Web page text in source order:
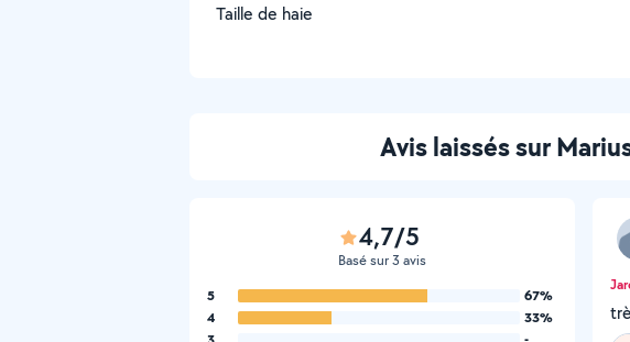
Taille de haie
Avis laissés sur
4,7/5
Basé sur 3 avis
5
67%
4
33%